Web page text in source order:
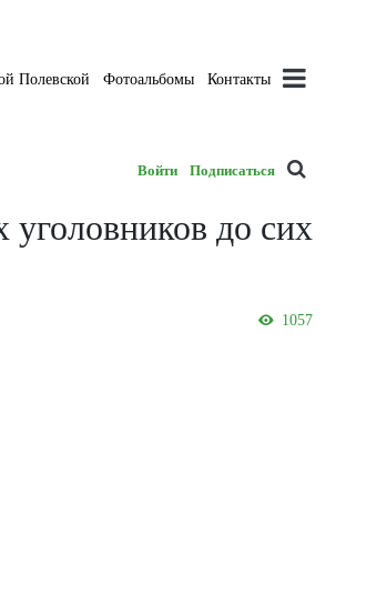
Полевской Фотоальбомы Контакты
Войти Подписаться
до сих
1057